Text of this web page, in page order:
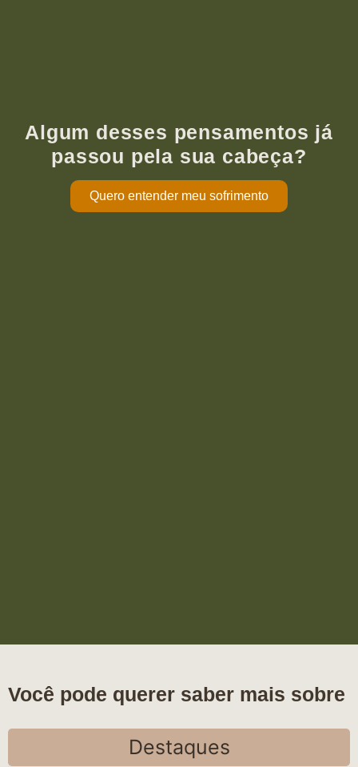
Algum desses pensamentos já
passou pela sua cabeça?
Quero entender meu sofrimento
Você pode querer saber mais sobre
Destaques